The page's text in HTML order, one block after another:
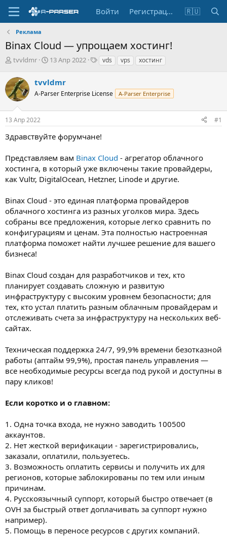
Войти Регистрация 🇷🇺
Реклама
Binax Cloud — упрощаем хостинг!
А
т
о
р
е
м
tvvldmr
Д
а
н
ч
а
13 Апр 2022
Тvds vps хостинг
tvvldmr
A-Parser Enterprise License A-Parser Enterprise
13 Апр 2022 #1
Здравствуйте форумчане!
Представляем вам Binax Cloud - агрегатор облачного
хостинга, в который уже включены такие провайдеры,
как Vultr, DigitalOcean, Hetzner, Linode и другие.
Binax Cloud - это единая платформа провайдеров
облачного хостинга из разных уголков мира. Здесь
собраны все предложения, которые легко сравнить по
конфигурациям и ценам. Эта полностью настроенная
платформа поможет найти лучшее решение для вашего
бизнеса!
Binax Cloud создан для разработчиков и тех, кто
планирует создавать сложную и развитую
инфраструктуру с высоким уровнем безопасности; для
тех, кто устал платить разным облачным провайдерам и
отслеживать счета за инфраструктуру на нескольких веб-
сайтах.
Техническая поддержка 24/7, 99,9% времени безотказной
работы (аптайм 99,9%), простая панель управления —
все необходимые ресурсы всегда под рукой и доступны в
пару кликов!
Если коротко и о главном:
1. Одна точка входа, не нужно заводить 100500
аккаунтов.
2. Нет жесткой верификации - зарегистрировались,
заказали, оплатили, пользуетесь.
3. Возможность оплатить сервисы и получить их для
регионов, которые заблокированы по тем или иным
причинам.
4. Русскоязычный суппорт, который быстро отвечает (в
OVH за быстрый ответ доплачивать за суппорт нужно
например).
5. Помощь в переносе ресурсов с других компаний.